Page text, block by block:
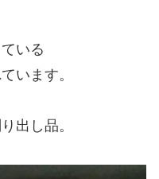
いる
います。
出し品。